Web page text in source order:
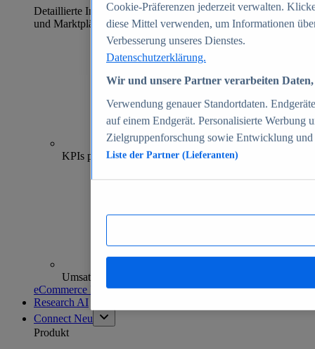
Detaillierte Informationen zu mehr als 39.000 Online-Shops
und Marktplätzen
70+
KPIs pro Shop
Umsatzanalysen und -prognosen
eCommerce Insights entdecken
Research AI
Connect Neu
Produkt
Cookie-Präferenzen jederzeit verwalten.
diese Mittel verwenden, um Informationen
Verbesserung unseres Dienstes.
Datenschutzerklärung.
Wir und unsere Partner verarbeiten
Verwendung genauer Standortdaten.
auf einem Endgerät. Personalisierte Werbung
Zielgruppenforschung sowie Entwicklung
Liste der Partner (Lieferanten)